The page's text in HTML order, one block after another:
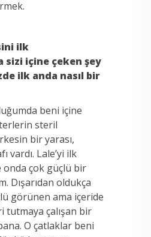
ilk
sizi içine çeken şey
ilk anda nasıl bir
beni içine
steril
bir yarası,
vardı. Lale’yi ilk
onda çok güçlü bir
Dışarıdan oldukça
görünen ama içeride
tutmaya çalışan bir
O çatlaklar beni